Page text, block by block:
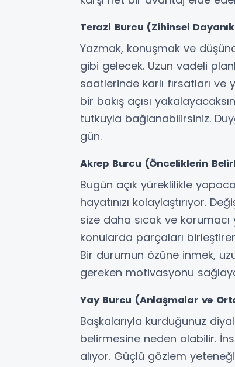
Terazi Burcu (Zihinsel
Yazmak, konuşmak ve
gibi gelecek. Uzun vadeli
saatlerinde karlı fırsatları ve
bir bakış açısı
tutkuyla bağlanabilirsiniz.
gün.
Akrep Burcu (Önceliklerin
Bugün açık yüreklilikle
hayatınızı kolaylaştırıyor.
size daha sıcak ve
konularda parçaları
Bir durumun özüne inmek,
gereken motivasyonu
Yay Burcu (Anlaşmalar ve
Başkalarıyla kurduğunuz
belirmesine neden olabilir.
alıyor. Güçlü gözlem